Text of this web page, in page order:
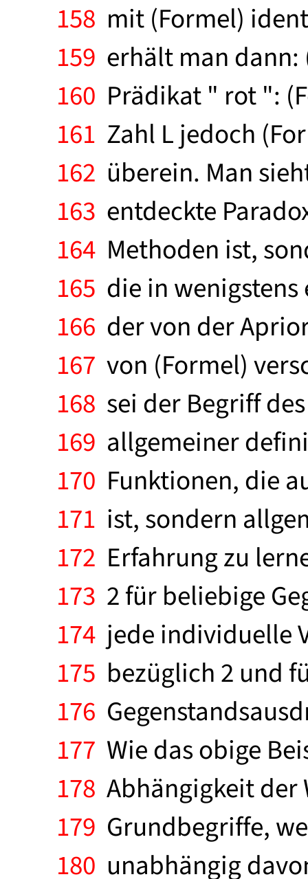
158 mit (Formel)
159 erhält man
160 Prädikat " rot ":
161 Zahl L jedoch
162 überein. Man
163 entdeckte
164 Methoden ist,
165 die in
166 der von der
167 von (Formel)
168 sei der Begriff
169 allgemeiner
170 Funktionen, die
171 ist, sondern
172 Erfahrung zu
173 2 für beliebige
174 jede individuelle
175 bezüglich 2 und
176
177 Wie das obige
178 Abhängigkeit der
179 Grundbegriffe,
180 unabhängig